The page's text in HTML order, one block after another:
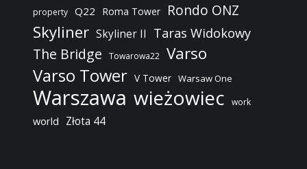
property Q22 Roma Tower Rondo ONZ
Skyliner Skyliner II Taras Widokowy
The Bridge Towarowa22 Varso
Varso Tower V Tower Warsaw One
Warszawa wieżowiec work
world Złota 44